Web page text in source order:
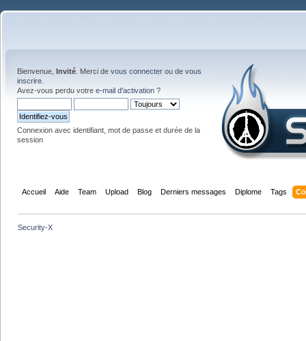
Bienvenue, Invité . Merci de vous connecter ou de vous
inscrire
Avez-vous perdu votre e-mail d'activation ?
Connexion avec identifiant, mot de passe et durée de la
session
Accueil Aide Team Upload Blog Derniers messages Diplome Tags
Security-X